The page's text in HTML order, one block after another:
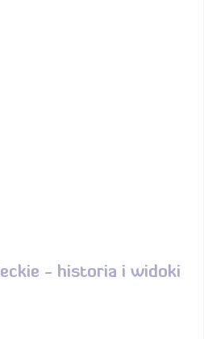
- historia i widoki